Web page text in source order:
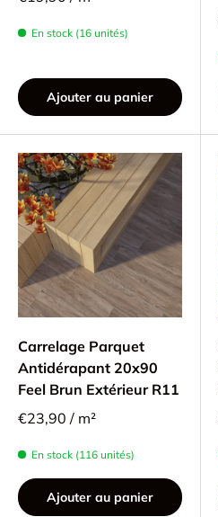
En stock (16 unités)
Ajouter au panier
Carrelage Parquet
Antidérapant 20x90
Feel Brun Extérieur R11
€23,90 / m²
En stock (116 unités)
Ajouter au panier